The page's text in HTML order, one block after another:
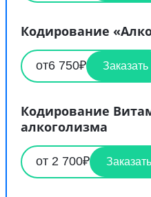
Кодирование
от6 750₽ Заказать
Кодирование
алкоголизма
от 2 700₽ Заказать